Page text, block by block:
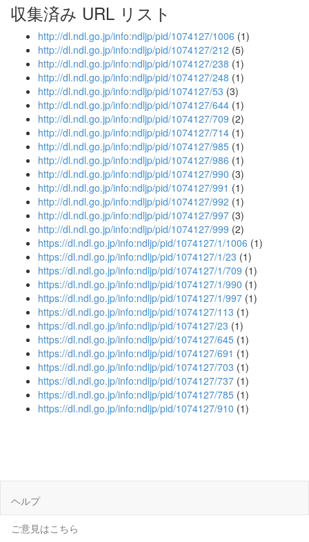
収集済み URL リスト
http://dl.ndl.go.jp/info:ndljp/pid/1074127/1006 (1)
http://dl.ndl.go.jp/info:ndljp/pid/1074127/212 (5)
http://dl.ndl.go.jp/info:ndljp/pid/1074127/238 (1)
http://dl.ndl.go.jp/info:ndljp/pid/1074127/248 (1)
http://dl.ndl.go.jp/info:ndljp/pid/1074127/53 (3)
http://dl.ndl.go.jp/info:ndljp/pid/1074127/644 (1)
http://dl.ndl.go.jp/info:ndljp/pid/1074127/709 (2)
http://dl.ndl.go.jp/info:ndljp/pid/1074127/714 (1)
http://dl.ndl.go.jp/info:ndljp/pid/1074127/985 (1)
http://dl.ndl.go.jp/info:ndljp/pid/1074127/986 (1)
http://dl.ndl.go.jp/info:ndljp/pid/1074127/990 (3)
http://dl.ndl.go.jp/info:ndljp/pid/1074127/991 (1)
http://dl.ndl.go.jp/info:ndljp/pid/1074127/992 (1)
http://dl.ndl.go.jp/info:ndljp/pid/1074127/997 (3)
http://dl.ndl.go.jp/info:ndljp/pid/1074127/999 (2)
https://dl.ndl.go.jp/info:ndljp/pid/1074127/1/1006 (1)
https://dl.ndl.go.jp/info:ndljp/pid/1074127/1/23 (1)
https://dl.ndl.go.jp/info:ndljp/pid/1074127/1/709 (1)
https://dl.ndl.go.jp/info:ndljp/pid/1074127/1/990 (1)
https://dl.ndl.go.jp/info:ndljp/pid/1074127/1/997 (1)
https://dl.ndl.go.jp/info:ndljp/pid/1074127/113 (1)
https://dl.ndl.go.jp/info:ndljp/pid/1074127/23 (1)
https://dl.ndl.go.jp/info:ndljp/pid/1074127/645 (1)
https://dl.ndl.go.jp/info:ndljp/pid/1074127/691 (1)
https://dl.ndl.go.jp/info:ndljp/pid/1074127/703 (1)
https://dl.ndl.go.jp/info:ndljp/pid/1074127/737 (1)
https://dl.ndl.go.jp/info:ndljp/pid/1074127/785 (1)
https://dl.ndl.go.jp/info:ndljp/pid/1074127/910 (1)
ヘルプ
ご意見はこちら